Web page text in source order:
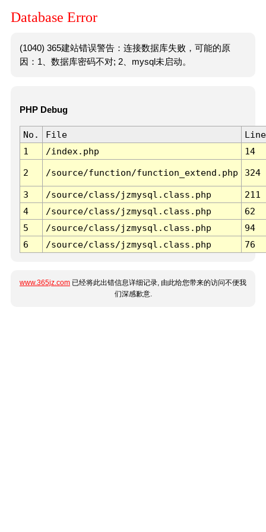
Database Error
(1040) 365建站错误警告：连接数据库失败，可能的原
因：1、数据库密码不对; 2、mysql未启动。
PHP Debug
No. File
Line
1
/index.php 14
2 /source/function/function_extend.php 324
3 /source/class/jzmysql.class.php
211
4
/source/class/jzmysql.class.php
62
5
/source/class/jzmysql.class.php
94
6
/source/class/jzmysql.class.php 76
www.365jz.com 已经将此出错信息详细记录, 由此给您带来的访问不便我
们深感歉意.